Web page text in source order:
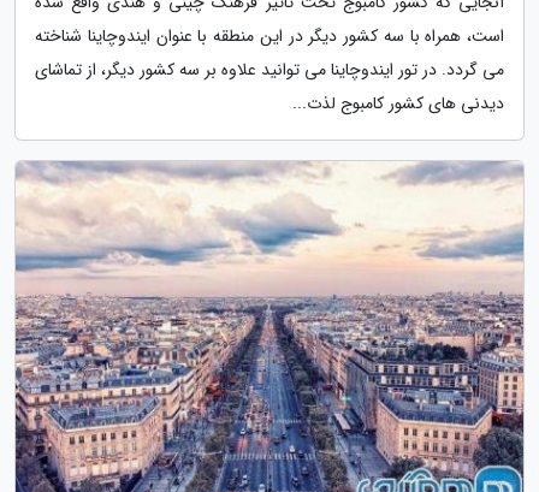
است، همراه با سه کشور دیگر در این منطقه با عنوان ایندوچاینا شناخته
می گردد. در تور ایندوچاینا می توانید علاوه بر سه کشور دیگر، از تماشای
دیدنی های کشور کامبوج لذت...